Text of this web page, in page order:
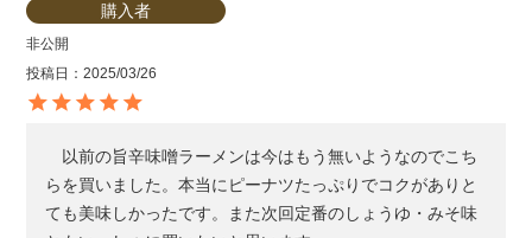
購入者
非公開
投稿日
2025/03/26
以前の旨辛味噌ラーメンは今はもう無いようなのでこち
らを買いました。本当にピーナツたっぷりでコクがありと
ても美味しかったです。また次回定番のしょうゆ・みそ味